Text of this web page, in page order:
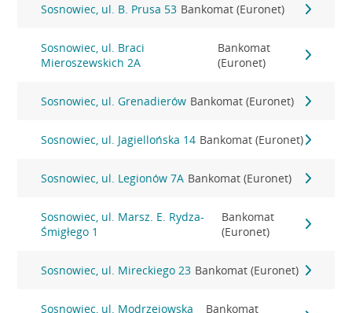
Sosnowiec, ul. B. Prusa 53 Bankomat (Euronet)
Sosnowiec, ul. Braci
Mieroszewskich 2A
Bankomat
(Euronet)
Sosnowiec, ul. Grenadierów Bankomat (Euronet)
Sosnowiec, ul. Jagiellońska 14 Bankomat (Euronet)
Sosnowiec, ul. Legionów 7A Bankomat (Euronet)
Sosnowiec, ul. Marsz. E. Rydza-
Śmigłego 1
Bankomat
(Euronet)
Sosnowiec, ul. Mireckiego 23 Bankomat (Euronet)
Sosnowiec, ul. Modrzejowska Bankomat